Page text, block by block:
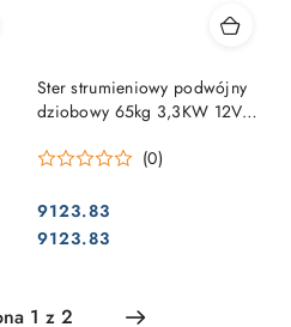
Ster strumieniowy podwójny
dziobowy 65kg 3,3KW 12V
(0)
Cena:
9123.83
Cena:
9123.83